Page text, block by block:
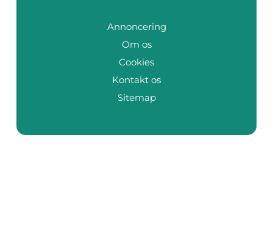
Annoncering
Om os
Cookies
Kontakt os
Sitemap